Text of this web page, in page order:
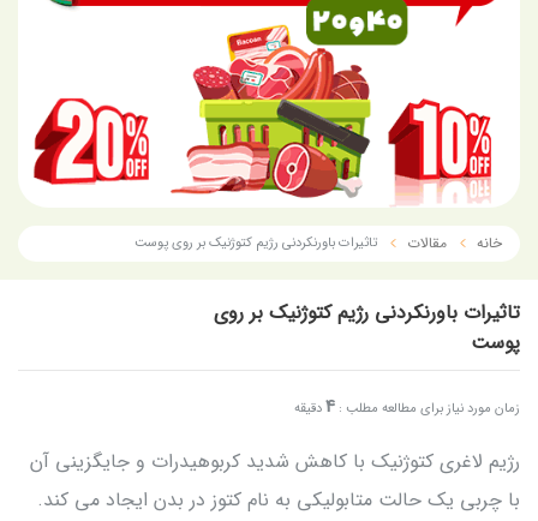
خانه مقالات تاثیرات باورنکردنی رژیم کتوژنیک بر روی پوست
تاثیرات باورنکردنی رژیم کتوژنیک بر روی
پوست
زمان مورد نیاز برای مطالعه مطلب : 4دقیقه
رژیم لاغری کتوژنیک با کاهش شدید کربوهیدرات و جایگزینی آن
با چربی یک حالت متابولیکی به نام کتوز در بدن ایجاد می کند.